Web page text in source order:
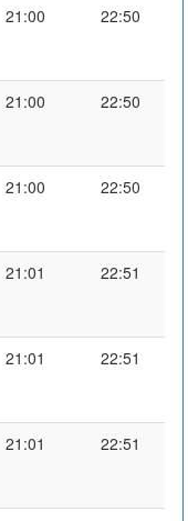
21:00 22:50
21:00 22:50
21:00 22:50
21:01 22:51
21:01 22:51
21:01 22:51